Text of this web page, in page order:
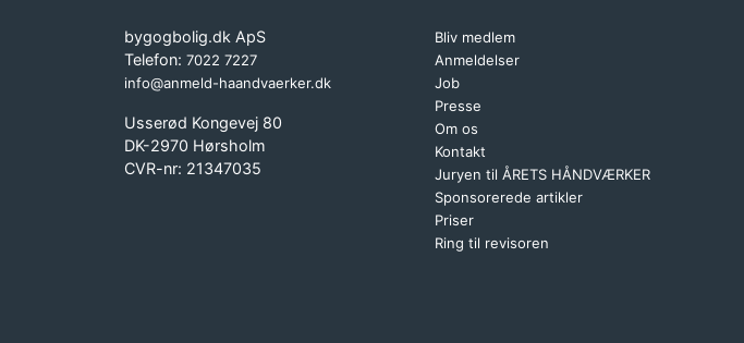
bygogbolig.dk ApS
Telefon: 7022 7227
info@anmeld-haandvaerker.dk
Usserød Kongevej 80
DK-2970 Hørsholm
CVR-nr: 21347035
Bliv medlem
Anmeldelser
Job
Presse
Om os
Kontakt
Juryen til ÅRETS HÅNDVÆRKER
Sponsorerede artikler
Priser
Ring til revisoren